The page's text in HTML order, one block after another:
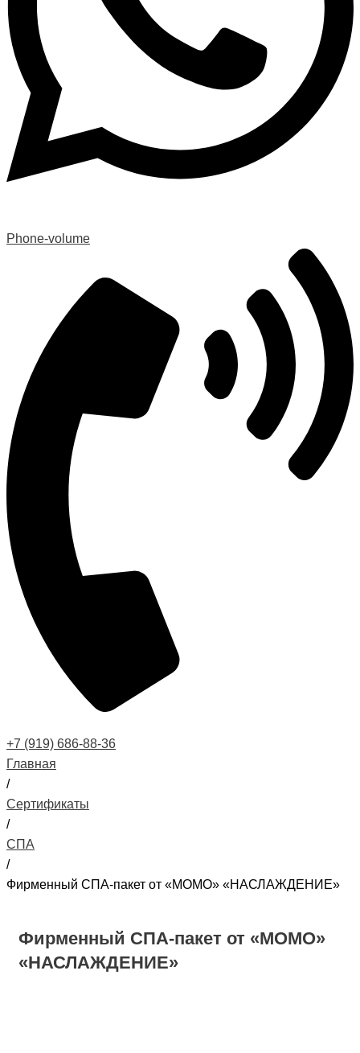
Phone-volume
+7 (919) 686-88-36
Главная
/
Сертификаты
/
СПА
/
Фирменный СПА-пакет от «МОМО» «НАСЛАЖДЕНИЕ»
Фирменный СПА-пакет от «МОМО»
«НАСЛАЖДЕНИЕ»